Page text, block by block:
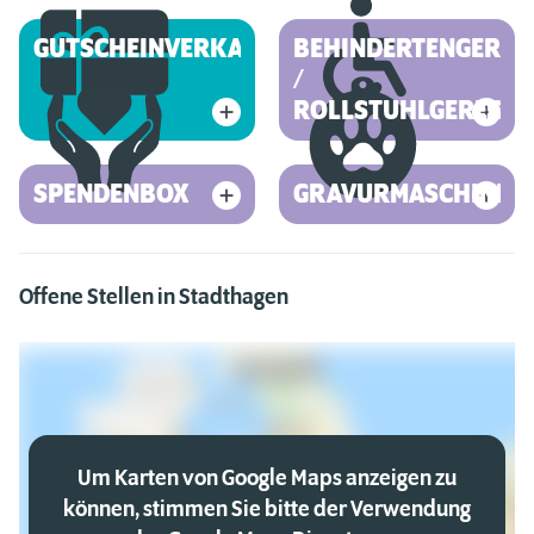
GUTSCHEINVERKAUF
/
ROLLSTUHLGERECHT
SPENDENBOX GRAVURMASCHINE
Offene Stellen in Stadthagen
Um Karten von Google Maps anzeigen zu
können, stimmen Sie bitte der Verwendung